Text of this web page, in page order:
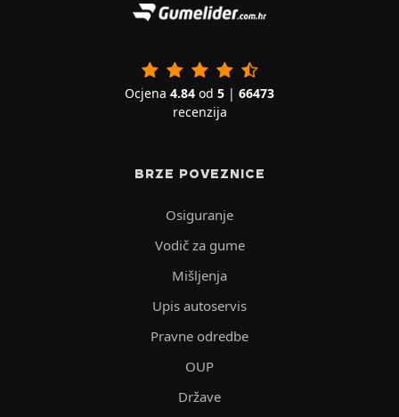
Ocjena 4.84 od 5 | 66473
recenzija
BRZE POVEZNICE
Osiguranje
Vodič za gume
Mišljenja
Upis autoservis
Pravne odredbe
OUP
Države